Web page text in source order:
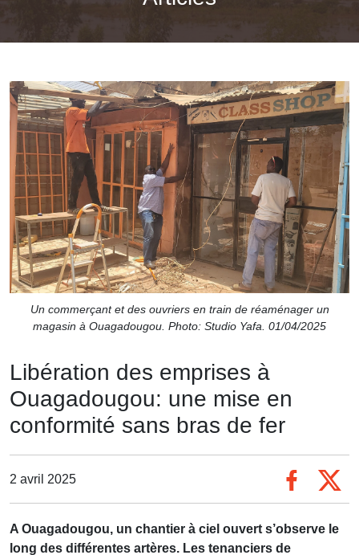
Un commerçant et des ouvriers en train de réaménager un
magasin à Ouagadougou. Photo: Studio Yafa. 01/04/2025
Libération des emprises à
Ouagadougou: une mise en
conformité sans bras de fer
2 avril 2025
A Ouagadougou, un chantier à ciel ouvert s’observe le
long des différentes artères. Les tenanciers de